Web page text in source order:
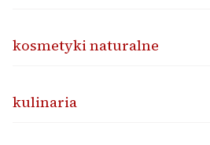
kosmetyki naturalne
kulinaria